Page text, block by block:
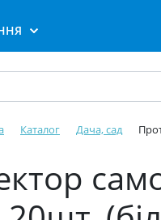
Каталог Дача, сад